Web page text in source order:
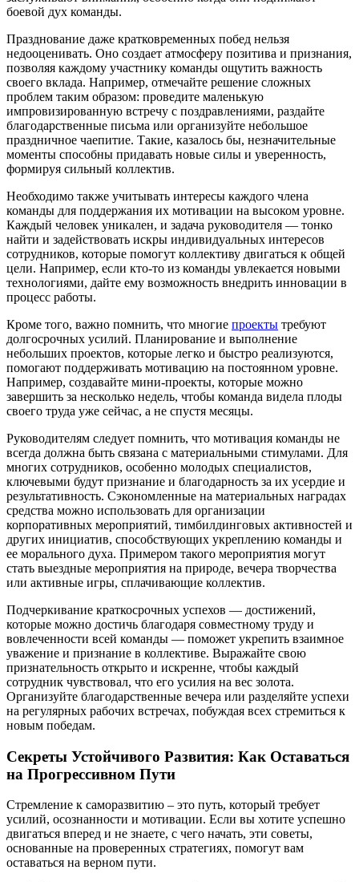
боевой дух команды.
Празднование даже кратковременных побед нельзя
недооценивать. Оно создает атмосферу позитива и признания,
позволяя каждому участнику команды ощутить важность
своего вклада. Например, отмечайте решение сложных
проблем таким образом: проведите маленькую
импровизированную встречу с поздравлениями, раздайте
благодарственные письма или организуйте небольшое
праздничное чаепитие. Такие, казалось бы, незначительные
моменты способны придавать новые силы и уверенность,
формируя сильный коллектив.
Необходимо также учитывать интересы каждого члена
команды для поддержания их мотивации на высоком уровне.
Каждый человек уникален, и задача руководителя — тонко
найти и задействовать искры индивидуальных интересов
сотрудников, которые помогут коллективу двигаться к общей
цели. Например, если кто-то из команды увлекается новыми
технологиями, дайте ему возможность внедрить инновации в
процесс работы.
Кроме того, важно помнить, что многие проекты требуют
долгосрочных усилий. Планирование и выполнение
небольших проектов, которые легко и быстро реализуются,
помогают поддерживать мотивацию на постоянном уровне.
Например, создавайте мини-проекты, которые можно
завершить за несколько недель, чтобы команда видела плоды
своего труда уже сейчас, а не спустя месяцы.
Руководителям следует помнить, что мотивация команды не
всегда должна быть связана с материальными стимулами. Для
многих сотрудников, особенно молодых специалистов,
ключевыми будут признание и благодарность за их усердие и
результативность. Сэкономленные на материальных наградах
средства можно использовать для организации
корпоративных мероприятий, тимбилдинговых активностей и
других инициатив, способствующих укреплению команды и
ее морального духа. Примером такого мероприятия могут
стать выездные мероприятия на природе, вечера творчества
или активные игры, сплачивающие коллектив.
Подчеркивание краткосрочных успехов — достижений,
которые можно достичь благодаря совместному труду и
вовлеченности всей команды — поможет укрепить взаимное
уважение и признание в коллективе. Выражайте свою
признательность открыто и искренне, чтобы каждый
сотрудник чувствовал, что его усилия на вес золота.
Организуйте благодарственные вечера или разделяйте успехи
на регулярных рабочих встречах, побуждая всех стремиться к
новым победам.
Секреты Устойчивого Развития: Как Оставаться
на Прогрессивном Пути
Стремление к саморазвитию – это путь, который требует
усилий, осознанности и мотивации. Если вы хотите успешно
двигаться вперед и не знаете, с чего начать, эти советы,
основанные на проверенных стратегиях, помогут вам
оставаться на верном пути.